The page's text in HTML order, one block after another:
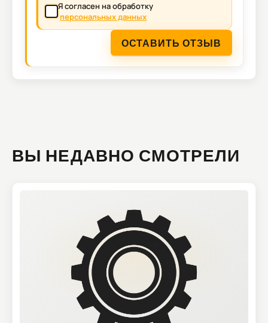
Я согласен на обработку
персональных данных
ОСТАВИТЬ ОТЗЫВ
ВЫ НЕДАВНО СМОТРЕЛИ